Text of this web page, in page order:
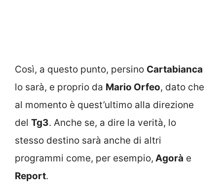
Così, a questo punto, persino Cartabianca
lo sarà, e proprio da Mario Orfeo, dato che
al momento è quest’ultimo alla direzione
del Tg3. Anche se, a dire la verità, lo
stesso destino sarà anche di altri
programmi come, per esempio, Agorà e
Report.